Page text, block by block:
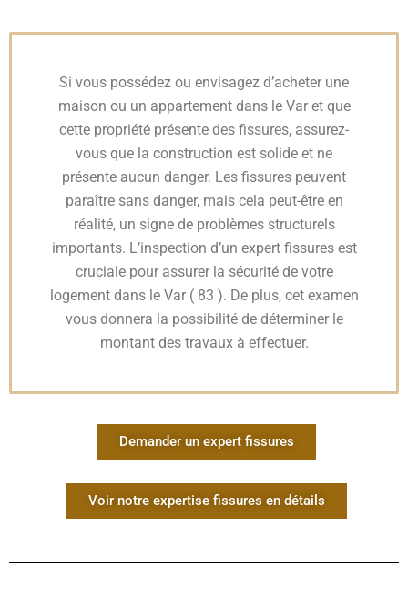
Si vous possédez ou envisagez d’acheter une
maison ou un appartement dans le Var et que
cette propriété présente des fissures, assurez-
vous que la construction est solide et ne
présente aucun danger. Les fissures peuvent
paraître sans danger, mais cela peut-être en
réalité, un signe de problèmes structurels
importants. L’inspection d’un expert fissures est
cruciale pour assurer la sécurité de votre
logement dans le Var ( 83 ). De plus, cet examen
vous donnera la possibilité de déterminer le
montant des travaux à effectuer.
Demander un expert fissures
Voir notre expertise fissures en détails